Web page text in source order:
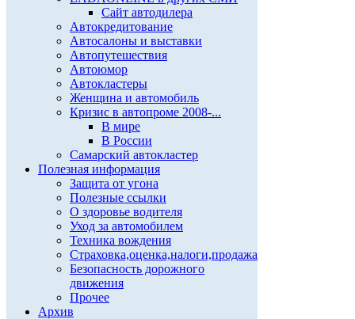
Сайт автодилера
Автокредитование
Автосалоны и выставки
Автопутешествия
Автоюмор
Автокластеры
Женщина и автомобиль
Кризис в автопроме 2008-...
В мире
В России
Самарский автокластер
Полезная информация
Защита от угона
Полезные ссылки
О здоровье водителя
Уход за автомобилем
Техника вождения
Страховка,оценка,налоги,продажа
Безопасность дорожного
движения
Прочее
Архив